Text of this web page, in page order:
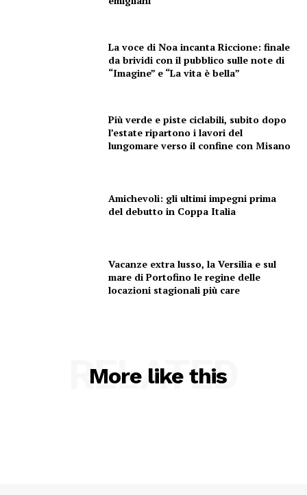
Canale TV 70/80/90
La voce di Noa incanta Riccione: finale
da brividi con il pubblico sulle note di
“Imagine” e “La vita è bella”
Più verde e piste ciclabili, subito dopo
l’estate ripartono i lavori del
lungomare verso il confine con Misano
Amichevoli: gli ultimi impegni prima
del debutto in Coppa Italia
Vacanze extra lusso, la Versilia e sul
mare di Portofino le regine delle
locazioni stagionali più care
More like this
RELATED